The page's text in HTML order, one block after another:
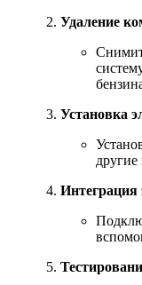
Удаление
Установка
Интеграция